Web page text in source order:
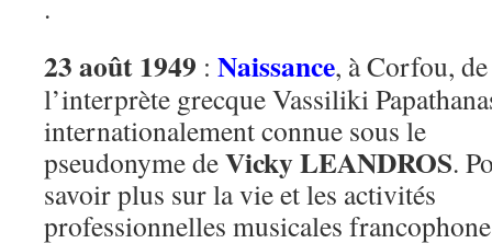
.
23 août 1949 : Naissance, à Corfou, de
l’interprète grecque Vassiliki
internationalement connue sous le
pseudonyme deVicky LEANDROS.
savoir plus sur la vie et les activités
professionnelles musicales